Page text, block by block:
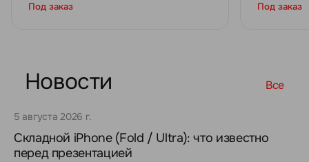
Под заказ Под заказ
Новости Все
5 августа 2026 г.
Складной iPhone (Fold / Ultra): что известно
перед презентацией